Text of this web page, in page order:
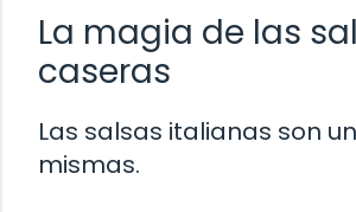
La magia de las
caseras
Las salsas italianas son
mismas.